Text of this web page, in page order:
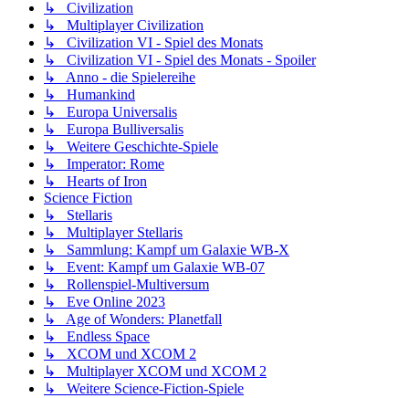
↳ Civilization
↳ Multiplayer Civilization
↳ Civilization VI - Spiel des Monats
↳ Civilization VI - Spiel des Monats - Spoiler
↳ Anno - die Spielereihe
↳ Humankind
↳ Europa Universalis
↳ Europa Bulliversalis
↳ Weitere Geschichte-Spiele
↳ Imperator: Rome
↳ Hearts of Iron
Science Fiction
↳ Stellaris
↳ Multiplayer Stellaris
↳ Sammlung: Kampf um Galaxie WB-X
↳ Event: Kampf um Galaxie WB-07
↳ Rollenspiel-Multiversum
↳ Eve Online 2023
↳ Age of Wonders: Planetfall
↳ Endless Space
↳ XCOM und XCOM 2
↳ Multiplayer XCOM und XCOM 2
↳ Weitere Science-Fiction-Spiele